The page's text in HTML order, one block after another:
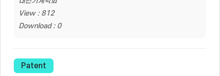
View : 812
Download : 0
Patent